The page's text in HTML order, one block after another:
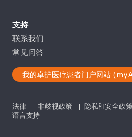
支持
联系我们
常见问答
我的卓护医疗患者门户网站
法律 | 非歧视政策 | 隐私和安全政策
语言支持